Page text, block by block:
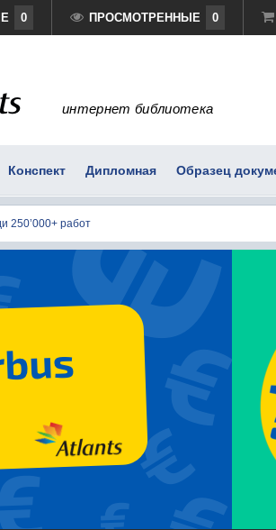
0 ПРОСМОТРЕННЫЕ 0
интернет библиотека
Конспект Дипломная Образец